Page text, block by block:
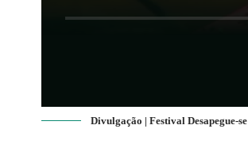
Divulgação | Festival Desapegue-se